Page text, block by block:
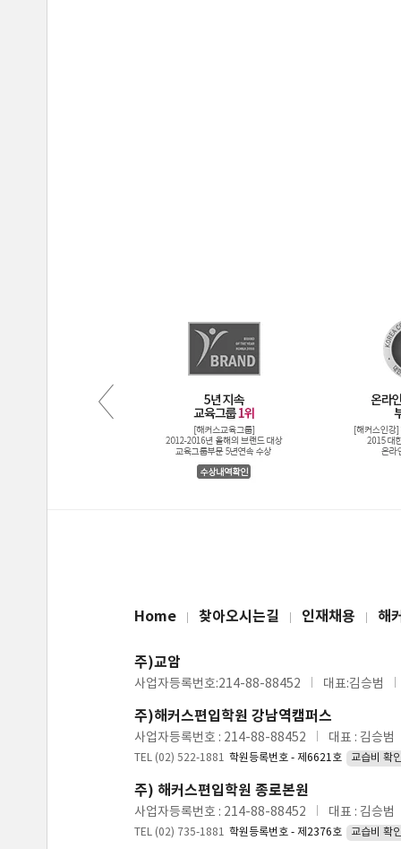
Home 찾아오시는길 인재채용 해
주)교암
사업자등록번호:214-88-88452 대표:김승범
주)해커스편입학원 강남역캠퍼스
사업자등록번호 : 214-88-88452 대표 : 김승범
TEL (02) 522-1881 학원등록번호 - 제6621호 교습비 확
주) 해커스편입학원 종로본원
사업자등록번호 : 214-88-88452 대표 : 김승범
TEL (02) 735-1881 학원등록번호 - 제2376호 교습비 확